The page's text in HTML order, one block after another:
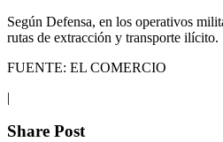
Según Defensa, en los operativos
rutas de extracción y transporte ilícito.
FUENTE: EL COMERCIO
|
Share Post